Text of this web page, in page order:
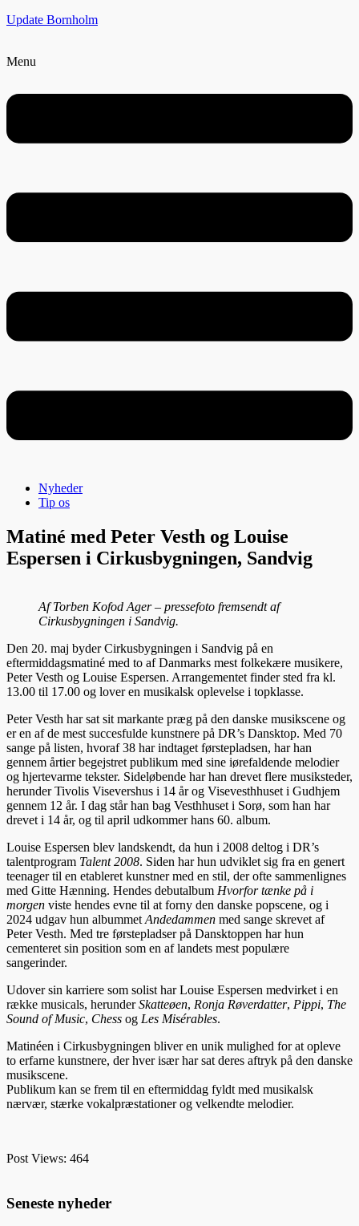
Update Bornholm
Menu
Nyheder
Tip os
Matiné med Peter Vesth og Louise
Espersen i Cirkusbygningen, Sandvig
Af Torben Kofod Ager – pressefoto fremsendt af
Cirkusbygningen i Sandvig.
Den 20. maj byder Cirkusbygningen i Sandvig på en
eftermiddagsmatiné med to af Danmarks mest folkekære musikere,
Peter Vesth og Louise Espersen. Arrangementet finder sted fra kl.
13.00 til 17.00 og lover en musikalsk oplevelse i topklasse.
Peter Vesth har sat sit markante præg på den danske musikscene og
er en af de mest succesfulde kunstnere på DR’s Dansktop. Med 70
sange på listen, hvoraf 38 har indtaget førstepladsen, har han
gennem årtier begejstret publikum med sine iørefaldende melodier
og hjertevarme tekster. Sideløbende har han drevet flere musiksteder,
herunder Tivolis Visevershus i 14 år og Visevesthhuset i Gudhjem
gennem 12 år. I dag står han bag Vesthhuset i Sorø, som han har
drevet i 14 år, og til april udkommer hans 60. album.
Louise Espersen blev landskendt, da hun i 2008 deltog i DR’s
talentprogram Talent 2008. Siden har hun udviklet sig fra en genert
teenager til en etableret kunstner med en stil, der ofte sammenlignes
med Gitte Hænning. Hendes debutalbum Hvorfor tænke på i
morgen viste hendes evne til at forny den danske popscene, og i
2024 udgav hun albummet Andedammen med sange skrevet af
Peter Vesth. Med tre førstepladser på Dansktoppen har hun
cementeret sin position som en af landets mest populære
sangerinder.
Udover sin karriere som solist har Louise Espersen medvirket i en
række musicals, herunderSkatteøen, Ronja Røverdatter, Pippi, The
Sound of Music, Chess og Les Misérables.
Matinéen i Cirkusbygningen bliver en unik mulighed for at opleve
to erfarne kunstnere, der hver især har sat deres aftryk på den danske
musikscene.
Publikum kan se frem til en eftermiddag fyldt med musikalsk
nærvær, stærke vokalpræstationer og velkendte melodier.
Post Views: 464
Seneste nyheder